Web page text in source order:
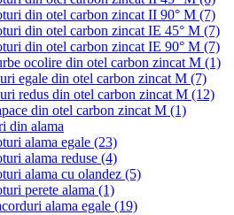
din otel carbon zincat II 90° M (7)
din otel carbon zincat IE 45° M (7)
din otel carbon zincat IE 90° M (7)
ocolire din otel carbon zincat M (1)
egale din otel carbon zincat M (7)
redus din otel carbon zincat M (12)
din otel carbon zincat M (1)
din alama
alama egale (23)
alama reduse (4)
alama cu olandez (5)
perete alama (1)
alama egale (19)